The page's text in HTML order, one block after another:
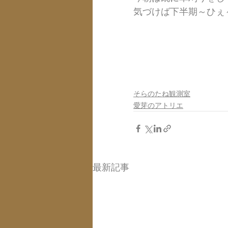
気づけば下半期～ひぇ
そらのたね観測室
愛芽のアトリエ
最新記事